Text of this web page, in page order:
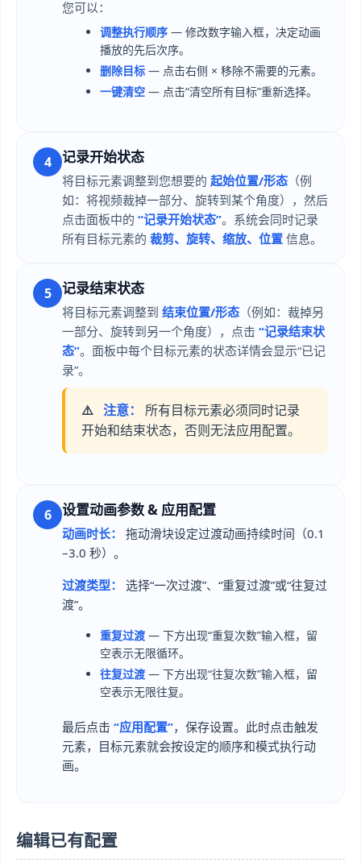
您可以：
调整执行顺序 — 修改数字输入框，决定动画
播放的先后次序。
删除目标 — 点击右侧 × 移除不需要的元素。
一键清空 — 点击“清空所有目标”重新选择。
4 记录开始状态
将目标元素调整到您想要的 起始位置/形态 （例
如：将视频裁掉一部分、旋转到某个角度），然后
点击面板中的 “记录开始状态”。系统会同时记录
所有目标元素的 裁剪、旋转、缩放、位置 信息。
5 记录结束状态
将目标元素调整到 结束位置/形态 （例如：裁掉另
一部分、旋转到另一个角度），点击 “记录结束状
态”。面板中每个目标元素的状态详情会显示“已记
录”。
⚠️ 注意：
所有目标元素必须同时记录
开始和结束状态，否则无法应用配置。
6 设置动画参数 & 应用配置
动画时长：
拖动滑块设定过渡动画持续时间（0.1
–3.0 秒）。
过渡类型：
选择“一次过渡”、“重复过渡”或“往复过
渡”。
重复过渡 — 下方出现“重复次数”输入框，留
空表示无限循环。
往复过渡 — 下方出现“往复次数”输入框，留
空表示无限往复。
最后点击 “应用配置”，保存设置。此时点击触发
元素，目标元素就会按设定的顺序和模式执行动
画。
编辑已有配置